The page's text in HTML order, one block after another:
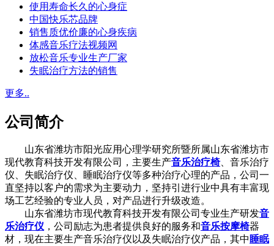
使用寿命长久的心身症
中国快乐芯品牌
销售质优价廉的心身疾病
体感音乐疗法视频网
放松音乐专业生产厂家
失眠治疗方法的销售
更多..
公司简介
山东省潍坊市阳光应用心理学研究所暨所属山东省潍坊市
现代教育科技开发有限公司，主要生产音乐治疗椅、音乐治疗
仪、失眠治疗仪、睡眠治疗仪等多种治疗心理的产品，公司一
直坚持以客户的需求为主要动力，坚持引进行业中具有丰富现
场工艺经验的专业人员，对产品进行升级改造。
山东省潍坊市现代教育科技开发有限公司专业生产研发音
乐治疗仪 ，公司励志为患者提供良好的服务和音乐按摩椅器
材，现在主要生产音乐治疗仪以及失眠治疗仪产品，其中 睡眠